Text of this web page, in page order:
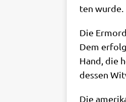
ten wurde.
Die
Dem
Hand, die
des­sen
Die